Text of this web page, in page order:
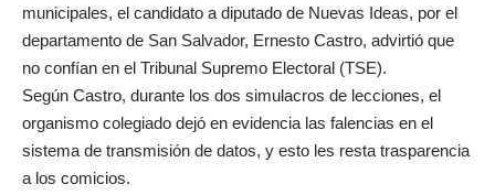
municipales, el candidato a diputado de Nuevas Ideas, por el
departamento de San Salvador, Ernesto Castro, advirtió que
no confían en el Tribunal Supremo Electoral (TSE).
Según Castro, durante los dos simulacros de lecciones, el
organismo colegiado dejó en evidencia las falencias en el
sistema de transmisión de datos, y esto les resta trasparencia
a los comicios.